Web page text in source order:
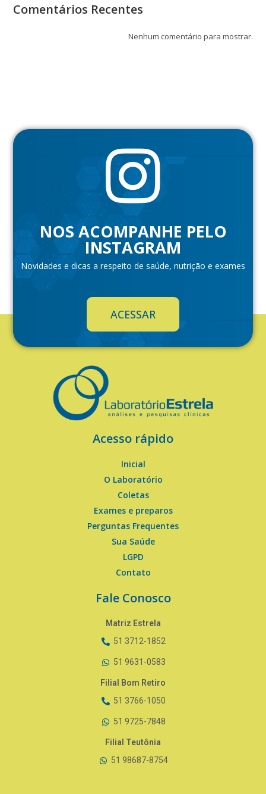
Comentários Recentes
Nenhum comentário para mostrar.
NOS ACOMPANHE PELO
INSTAGRAM
Novidades e dicas a respeito de saúde, nutrição e exames
ACESSAR
Acesso rápido
Inicial
O Laboratório
Coletas
Exames e preparos
Perguntas Frequentes
Sua Saúde
LGPD
Contato
Fale Conosco
Matriz Estrela
51 3712-1852
51 9631-0583
Filial Bom Retiro
51 3766-1050
51 9725-7848
Filial Teutônia
51 98687-8754